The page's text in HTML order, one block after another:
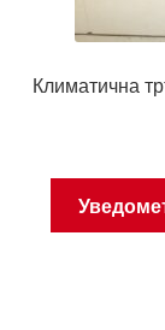
Климатична